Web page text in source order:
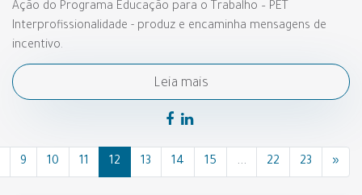
Ação do Programa Educação para o Trabalho – PET
Interprofissionalidade - produz e encaminha mensagens de
incentivo.
Leia mais
9 10 11 12 13 14 15 ... 22 23 »